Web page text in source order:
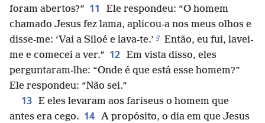
foram abertos?” 11
Ele respondeu: “O homem
chamado Jesus fez lama, aplicou-a nos meus olhos e
disse-me: ‘Vai a Siloé e lava-te.’ g Então, eu fui, lavei-
me e comecei a ver.” 12 Em vista disso, eles
perguntaram-lhe: “Onde é que está esse homem?”
Ele respondeu: “Não sei.”
13 E eles levaram aos fariseus o homem que
antes era cego. 14 A propósito, o dia em que Jesus